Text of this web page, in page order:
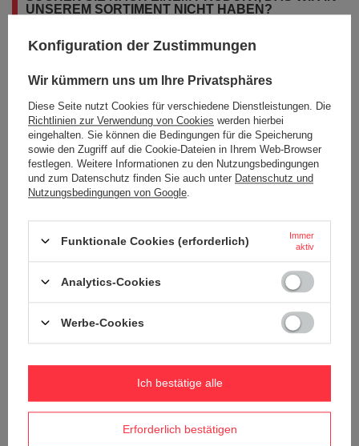
UNSEREM SORTIMENT NICHT HABEN?
Wenn Sie ein Produkt in unserem Angebot nicht gefunden haben und es
verwenden und uns eine Beschreibung des gesuchten Artikels
BESTELLUNGEN
Bestellungsstatus
Ich möchte die Ware reklamieren
Ich möchte vom Vertrag zurücktreten
Ich möchte die Ware umtauschen
Kontakt
Konfiguration der Zustimmungen
Wir kümmern uns um Ihre Privatsphäres
Diese Seite nutzt Cookies für verschiedene Dienstleistungen. Die
Richtlinien zur Verwendung von Cookies werden hierbei
eingehalten. Sie können die Bedingungen für die Speicherung
sowie den Zugriff auf die Cookie-Dateien in Ihrem Web-Browser
festlegen. Weitere Informationen zu den Nutzungsbedingungen
und zum Datenschutz finden Sie auch unter Datenschutz und
Nutzungsbedingungen von Google
Funktionale Cookies (erforderlich)
Immer
aktiv
Analytics-Cookies
Werbe-Cookies
Erforderlich bestätigen
Ich bestätige alle